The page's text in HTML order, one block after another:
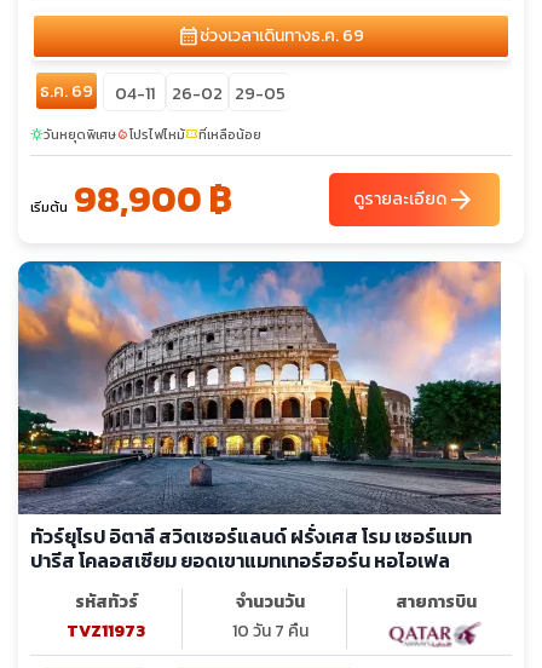
calendar_monthช่วงเวลาเดินทางธ.ค. 69
ธ.ค. 69 04-11 26-02 29-05
sunnyวันหยุดพิเศษlocal_fire_departmentโปรไฟไหม้confirmation_numberที่เหลือน้อย
เริ่มต้น 98,900 ฿ ดูรายละเอียดarrow_forward
ทัวร์ยุโรป อิตาลี สวิตเซอร์แลนด์ ฝรั่งเศส โรม เซอร์แมท
ปารีส โคลอสเซียม ยอดเขาแมทเทอร์ฮอร์น หอไอเฟล
รหัสทัวร์
TVZ11973
จำนวนวัน
10 วัน 7 คืน
สายการบิน